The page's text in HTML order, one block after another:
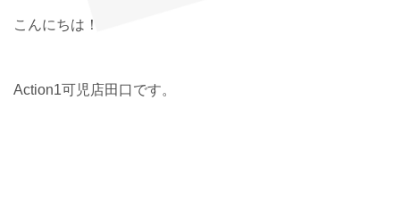
こんにちは！
Action1可児店田口です。